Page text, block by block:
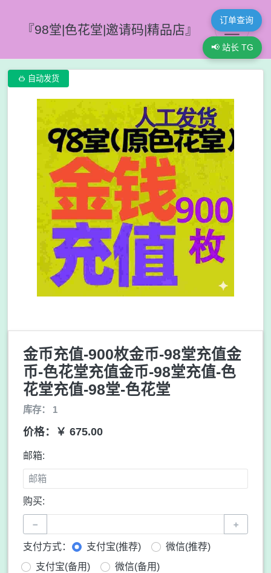
『98堂|色花堂|邀请码|精品店』
订单查询
📢 站长 TG
 自动发货
金币充值-900枚金币-98堂充值金
币-色花堂充值金币-98堂充值-色
花堂充值-98堂-色花堂
库存： 1
价格：￥ 675.00
邮箱:
购买:
− +
支付方式： 支付宝(推荐)
微信(推荐)
支付宝(备用)
微信(备用)